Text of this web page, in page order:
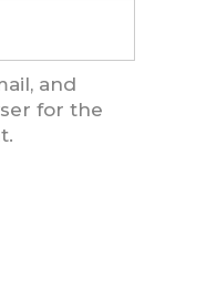
and
for the